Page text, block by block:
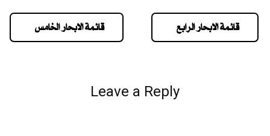
قائمة الابحار الخامس قائمة الابحار الرابع
Leave a Reply